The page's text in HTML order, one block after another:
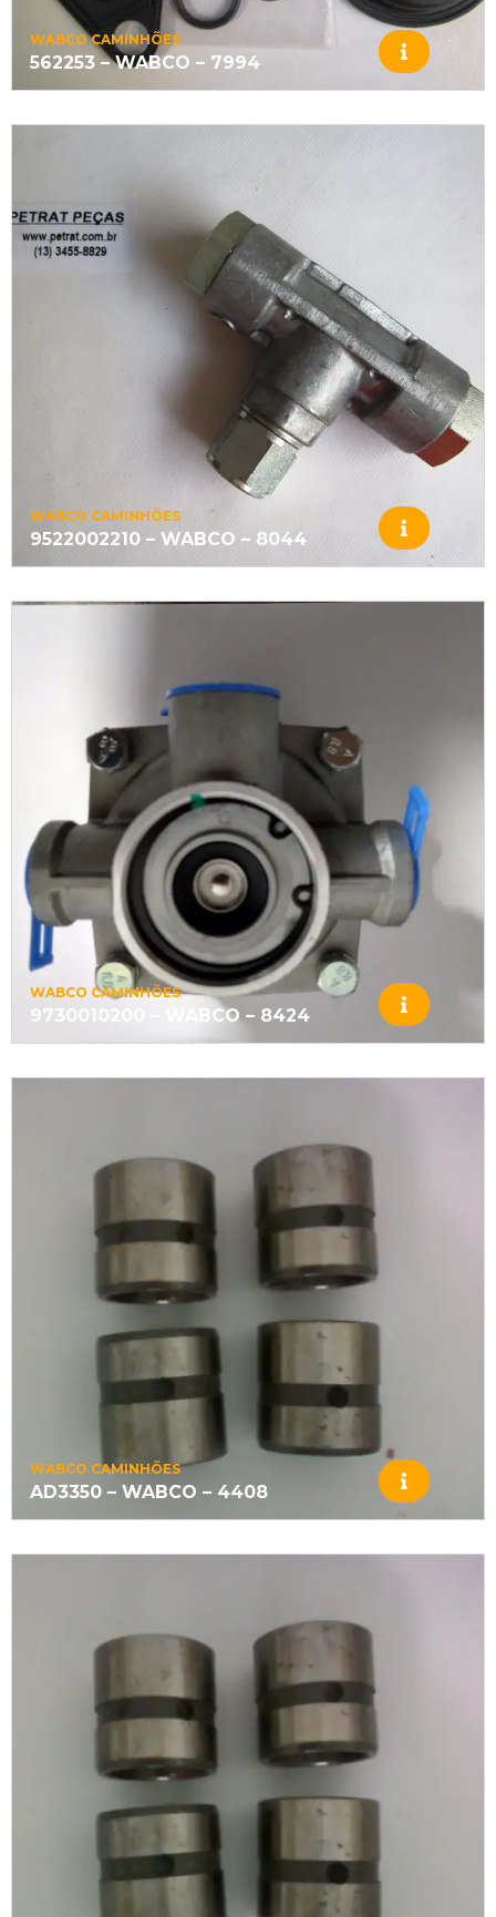
WABCO CAMINHÕES
562253 – WABCO – 7994
WABCO CAMINHÕES
9522002210 – WABCO – 8044
WABCO CAMINHÕES
9730010200 – WABCO – 8424
WABCO CAMINHÕES
AD3350 – WABCO – 4408